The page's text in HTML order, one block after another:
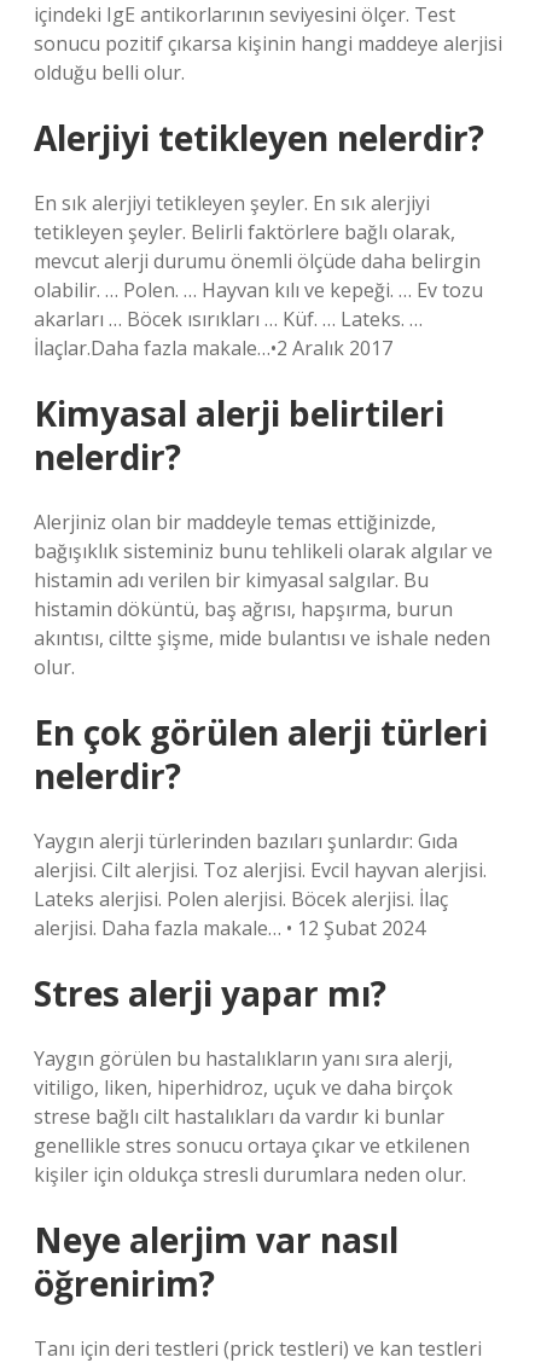
içindeki IgE antikorlarının seviyesini ölçer. Test
sonucu pozitif çıkarsa kişinin hangi maddeye alerjisi
olduğu belli olur.
Alerjiyi tetikleyen nelerdir?
En sık alerjiyi tetikleyen şeyler. En sık alerjiyi
tetikleyen şeyler. Belirli faktörlere bağlı olarak,
mevcut alerji durumu önemli ölçüde daha belirgin
olabilir. … Polen. … Hayvan kılı ve kepeği. … Ev tozu
akarları … Böcek ısırıkları … Küf. … Lateks. …
İlaçlar.Daha fazla makale…•2 Aralık 2017
Kimyasal alerji belirtileri
nelerdir?
Alerjiniz olan bir maddeyle temas ettiğinizde,
bağışıklık sisteminiz bunu tehlikeli olarak algılar ve
histamin adı verilen bir kimyasal salgılar. Bu
histamin döküntü, baş ağrısı, hapşırma, burun
akıntısı, ciltte şişme, mide bulantısı ve ishale neden
olur.
En çok görülen alerji türleri
nelerdir?
Yaygın alerji türlerinden bazıları şunlardır: Gıda
alerjisi. Cilt alerjisi. Toz alerjisi. Evcil hayvan alerjisi.
Lateks alerjisi. Polen alerjisi. Böcek alerjisi. İlaç
alerjisi. Daha fazla makale… • 12 Şubat 2024
Stres alerji yapar mı?
Yaygın görülen bu hastalıkların yanı sıra alerji,
vitiligo, liken, hiperhidroz, uçuk ve daha birçok
strese bağlı cilt hastalıkları da vardır ki bunlar
genellikle stres sonucu ortaya çıkar ve etkilenen
kişiler için oldukça stresli durumlara neden olur.
Neye alerjim var nasıl
öğrenirim?
Tanı için deri testleri (prick testleri) ve kan testleri